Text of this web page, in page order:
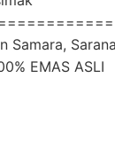
Sarana
EMAS ASLI